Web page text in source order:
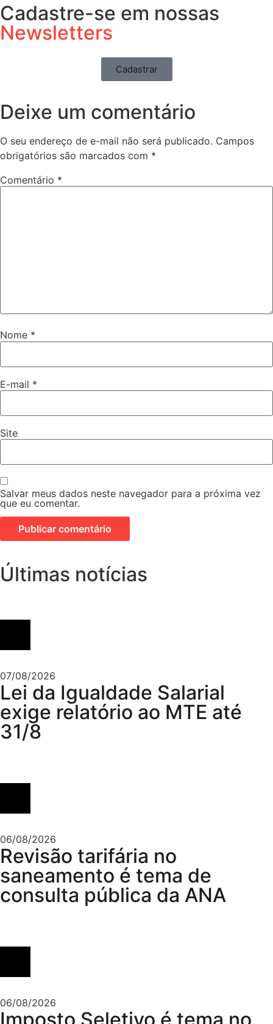
Cadastre-se em nossas
Newsletters
Cadastrar
Deixe um comentário
O seu endereço de e-mail não será publicado. Campos
obrigatórios são marcados com *
Comentário *
Nome *
E-mail *
Site
Salvar meus dados neste navegador para a próxima vez
que eu comentar.
Últimas notícias
07/08/2026
Lei da Igualdade Salarial
exige relatório ao MTE até
31/8
06/08/2026
Revisão tarifária no
saneamento é tema de
consulta pública da ANA
06/08/2026
Imposto Seletivo é tema no